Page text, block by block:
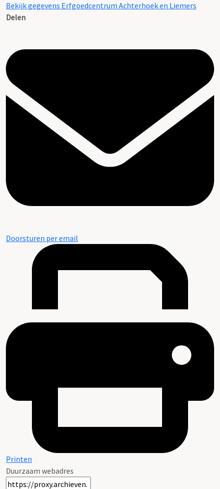
Bekijk gegevens Erfgoedcentrum Achterhoek en Liemers
Delen
Doorsturen per email
Printen
Duurzaam webadres